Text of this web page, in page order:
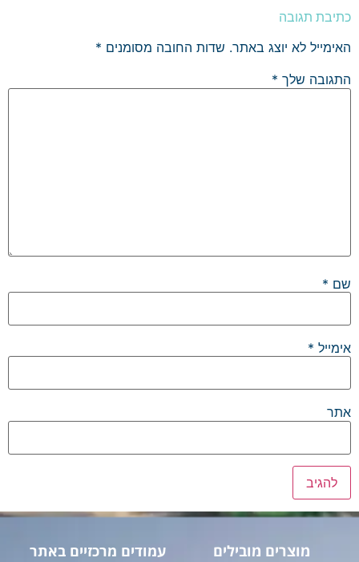
כתיבת תגובה
האימייל לא יוצג באתר. שדות החובה מסומנים *
התגובה שלך *
שם *
אימייל *
אתר
מוצרים מובילים עמודים מרכזיים באתר